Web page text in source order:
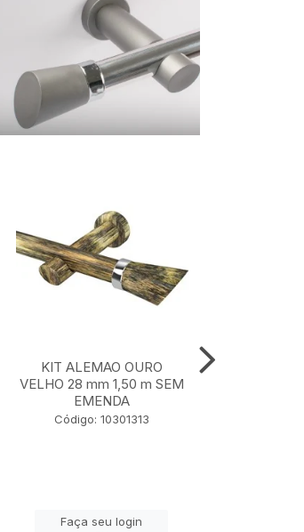
KIT ALEMAO OURO
VELHO 28 mm 1,50 m SEM
EMENDA
Código: 10301313
Faça seu login